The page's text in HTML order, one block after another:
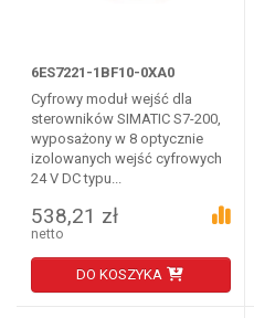
6ES7221-1BF10-0XA0
Cyfrowy moduł wejść dla
sterowników SIMATIC S7-200,
wyposażony w 8 optycznie
izolowanych wejść cyfrowych
24 V DC typu...
538,21 zł
netto
DO KOSZYKA